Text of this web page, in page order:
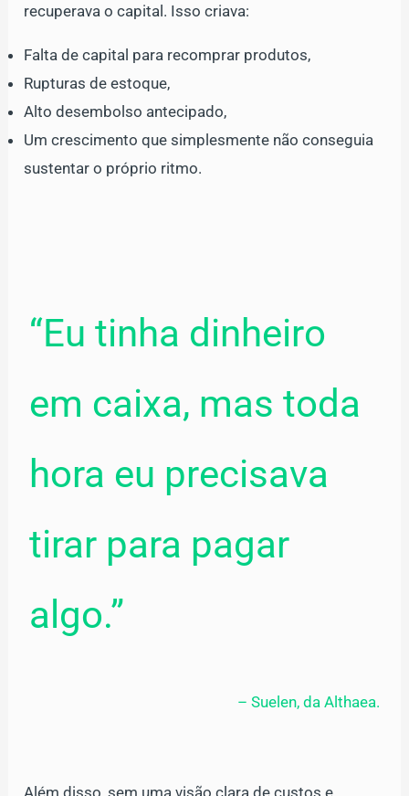
recuperava o capital. Isso criava:
Falta de capital para recomprar produtos,
Rupturas de estoque,
Alto desembolso antecipado,
Um crescimento que simplesmente não conseguia
sustentar o próprio ritmo.
“Eu tinha dinheiro
em caixa, mas toda
hora eu precisava
tirar para pagar
algo.”
– Suelen, da Althaea.